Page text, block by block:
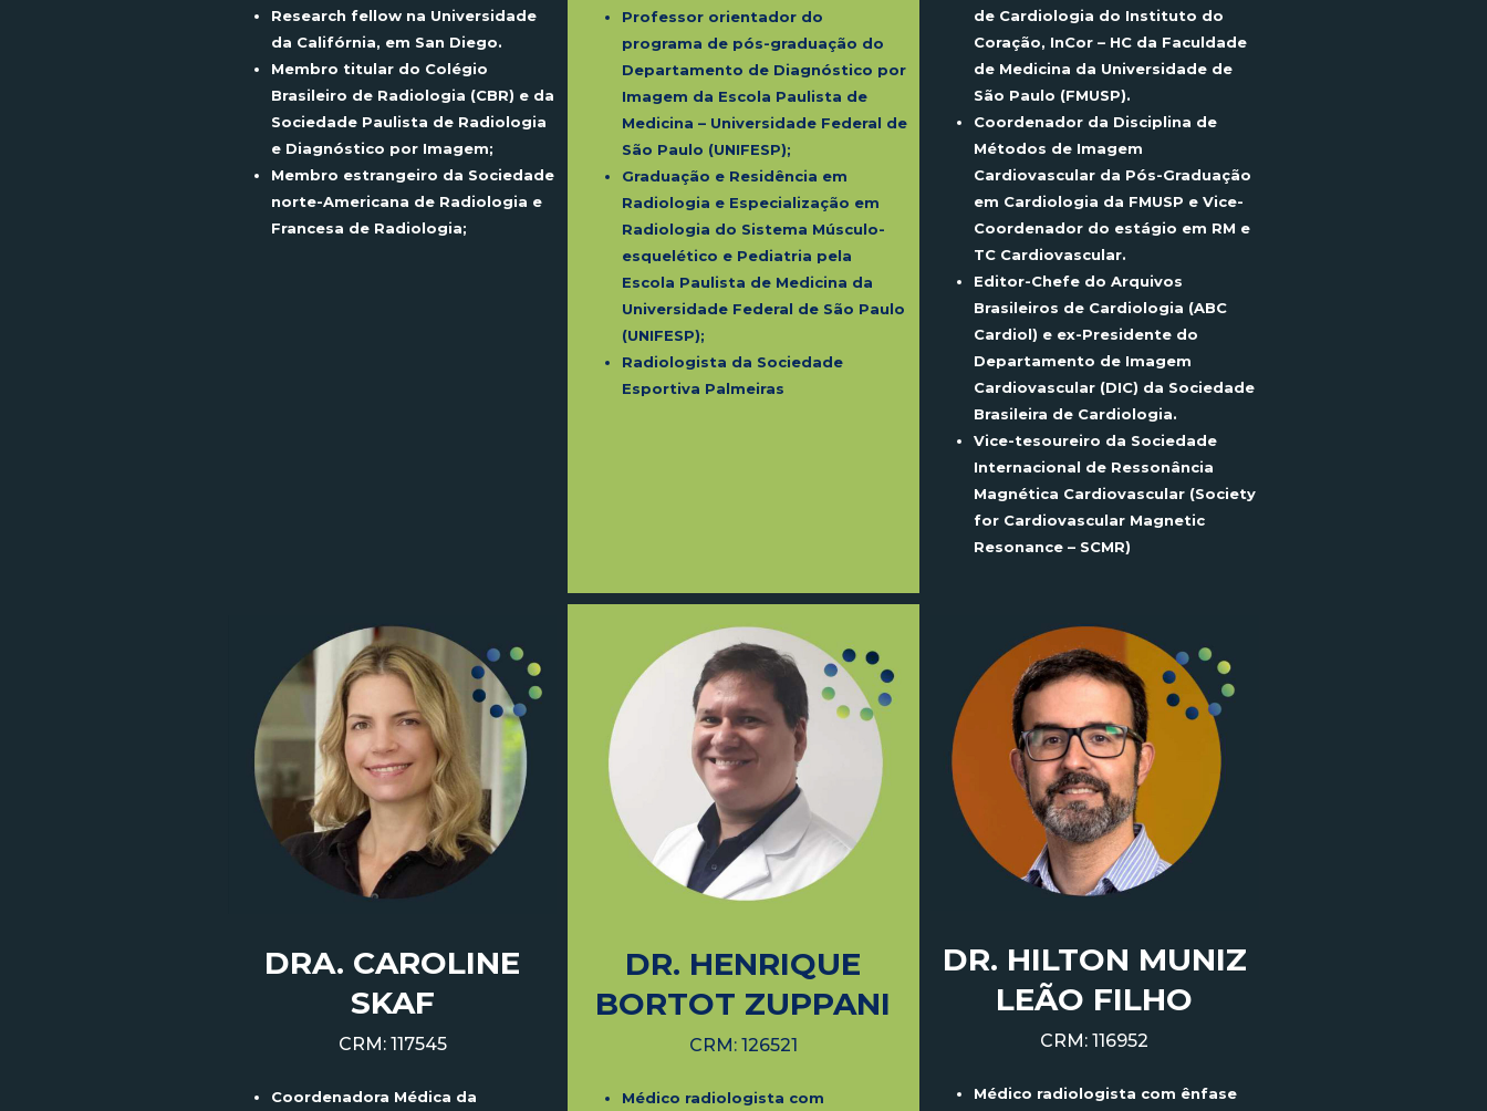
Research fellow na Universidade
da Califórnia, em San Diego.
Membro titular do Colégio
Brasileiro de Radiologia (CBR) e da
Sociedade Paulista de Radiologia
e Diagnóstico por Imagem;
Membro estrangeiro da Sociedade
norte-Americana de Radiologia e
Francesa de Radiologia;
Professor orientador do
programa de pós-graduação do
Departamento de Diagnóstico por
Imagem da Escola Paulista de
Medicina – Universidade Federal de
São Paulo (UNIFESP);
Graduação e Residência em
Radiologia e Especialização em
Radiologia do Sistema Músculo-
esquelético e Pediatria pela
Escola Paulista de Medicina da
Universidade Federal de São Paulo
(UNIFESP);
Radiologista da Sociedade
Esportiva Palmeiras
de Cardiologia do Instituto do
Coração, InCor – HC da Faculdade
de Medicina da Universidade de
São Paulo (FMUSP).
Coordenador da Disciplina de
Métodos de Imagem
Cardiovascular da Pós-Graduação
em Cardiologia da FMUSP e Vice-
Coordenadordo estágio em RM e
TC Cardiovascular.
Editor-Chefe do Arquivos
Brasileiros de Cardiologia (ABC
Cardiol) e ex-Presidente do
Departamento de Imagem
Cardiovascular (DIC) da Sociedade
Brasileira de Cardiologia.
Vice-tesoureiro da Sociedade
Internacional de Ressonância
Magnética Cardiovascular (Society
for Cardiovascular Magnetic
Resonance– SCMR)
DRA. CAROLINE
SKAF
CRM: 117545
Coordenadora Médica da
DR. HENRIQUE
BORTOT ZUPPANI
CRM: 126521
Médico radiologista com
DR. HILTON MUNIZ
LEÃO FILHO
CRM: 116952
Médico radiologista com ênfase